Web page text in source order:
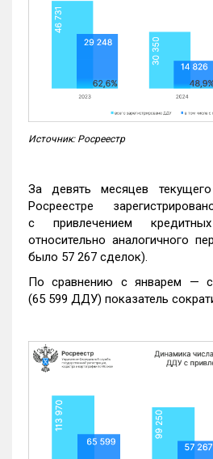
Источник: Росреестр
За девять месяцев
Росреестре
с привлечением
относительно аналогичного
было 57 267 сделок).
По сравнению с январем —
(65 599 ДДУ) показатель